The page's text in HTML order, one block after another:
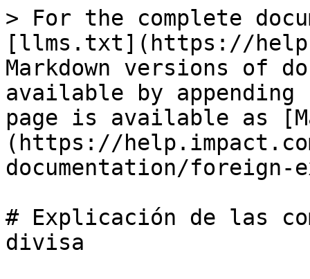
> For the complete
[llms.txt](https://
Markdown versions of
available by
page is available as
(https://
documentation/foreign-
# Explicación de las
divisa